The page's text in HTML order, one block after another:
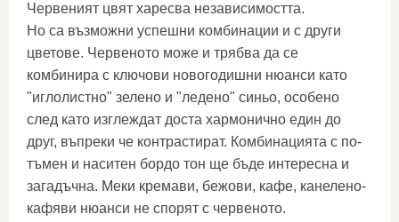
Червеният цвят харесва независимостта.
Но са възможни успешни комбинации и с други
цветове. Червеното може и трябва да се
комбинира с ключови новогодишни нюанси като
"иглолистно" зелено и "ледено" синьо, особено
след като изглеждат доста хармонично един до
друг, въпреки че контрастират. Комбинацията с по-
тъмен и наситен бордо тон ще бъде интересна и
загадъчна. Меки кремави, бежови, кафе, канелено-
кафяви нюанси не спорят с червеното.